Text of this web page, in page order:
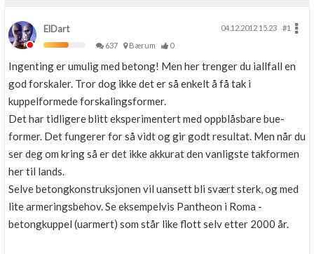
ElDart 04.12.2012 15.23
#1
637
Bærum 0
Ingenting er umulig med betong! Men her trenger du iallfall en
god forskaler. Tror dog ikke det er så enkelt å få tak i
kuppelformede forskalingsformer.
Det har tidligere blitt eksperimentert med oppblåsbare bue-
former. Det fungerer for så vidt og gir godt resultat. Men når du
ser deg om kring så er det ikke akkurat den vanligste takformen
her til lands.
Selve betongkonstruksjonen vil uansett bli svært sterk, og med
lite armeringsbehov. Se eksempelvis Pantheon i Roma -
betongkuppel (uarmert) som står like flott selv etter 2000 år.